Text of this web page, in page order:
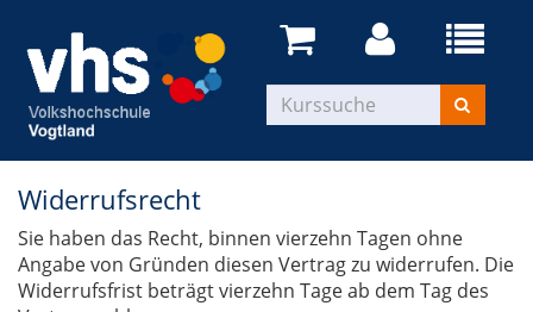
Widerrufsrecht
Sie haben das Recht, binnen vierzehn Tagen ohne
Angabe von Gründen diesen Vertrag zu widerrufen. Die
Widerrufsfrist beträgt vierzehn Tage ab dem Tag des